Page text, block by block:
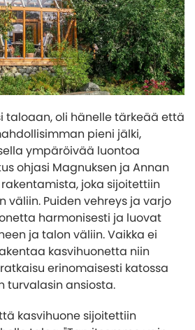
taloaan, oli hänelle tärkeää että
pieni jälki,
ympäröivää luontoa
ohjasi Magnuksen ja Annan
joka sijoitettiin
väliin. Puiden vehreys ja varjo
harmonisesti ja luovat
ja talon väliin. Vaikka ei
kasvihuonetta niin
erinomaisesti katossa
turvalasin ansiosta.
kasvihuone sijoitettiin